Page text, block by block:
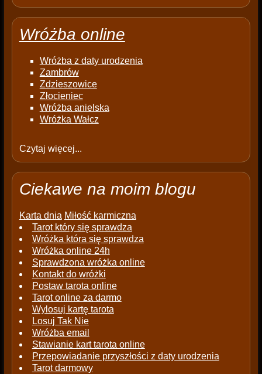
Wróżba online
Wróżba z daty urodzenia
Zambrów
Zdzieszowice
Złocieniec
Wróżba anielska
Wróżka Wałcz
Czytaj więcej...
Ciekawe na moim blogu
Karta dnia Miłość karmiczna
Tarot który się sprawdza
Wróżka która się sprawdza
Wróżka online 24h
Sprawdzona wróżka online
Kontakt do wróżki
Postaw tarota online
Tarot online za darmo
Wylosuj kartę tarota
Losuj Tak Nie
Wróżba email
Stawianie kart tarota online
Przepowiadanie przyszłości z daty urodzenia
Tarot darmowy